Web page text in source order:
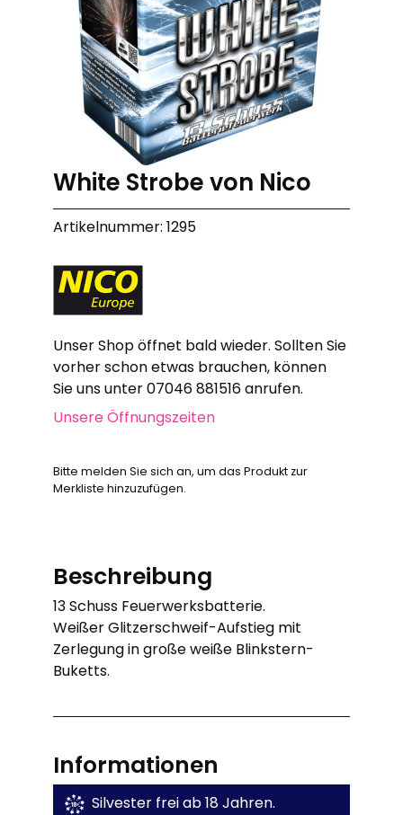
White Strobe von Nico
Artikelnummer: 1295
Unser Shop öffnet bald wieder. Sollten Sie
vorher schon etwas brauchen, können
Sie uns unter 07046 881516 anrufen.
Unsere Öffnungszeiten
Bitte melden Sie sich an, um das Produkt zur
Merkliste hinzuzufügen.
Beschreibung
13 Schuss Feuerwerksbatterie.
Weißer Glitzerschweif-Aufstieg mit
Zerlegung in große weiße Blinkstern-
Buketts.
Informationen
Silvester frei ab 18 Jahren.